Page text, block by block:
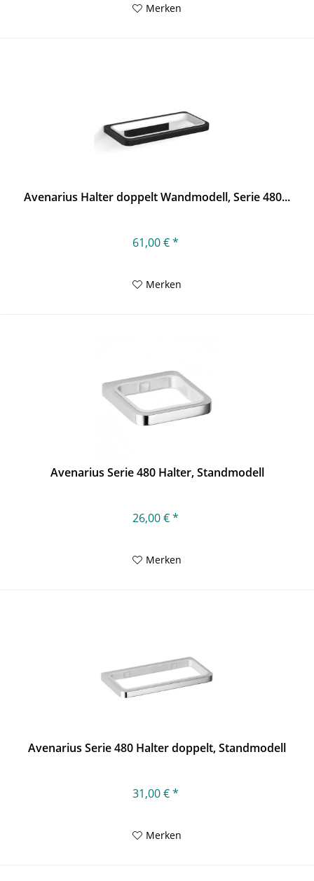
Merken
Avenarius Halter doppelt Wandmodell, Serie 480...
61,00 € *
Merken
Avenarius Serie 480 Halter, Standmodell
26,00 € *
Merken
Avenarius Serie 480 Halter doppelt, Standmodell
31,00 € *
Merken